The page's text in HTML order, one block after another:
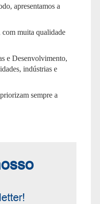
apresentamos a
muita qualidade
e Desenvolvimento,
indústrias e
sempre a